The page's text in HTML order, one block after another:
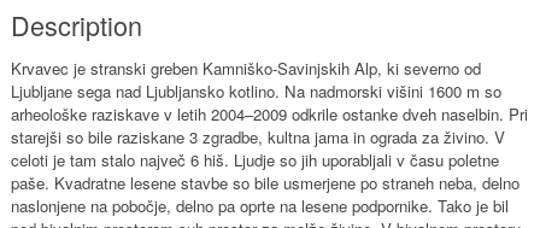
Description
Krvavec je stranski greben Kamniško-Savinjskih Alp, ki severno od
Ljubljane sega nad Ljubljansko kotlino. Na nadmorski višini 1600 m so
arheološke raziskave v letih 2004–2009 odkrile ostanke dveh naselbin. Pri
starejši so bile raziskane 3 zgradbe, kultna jama in ograda za živino. V
celoti je tam stalo največ 6 hiš. Ljudje so jih uporabljali v času poletne
paše. Kvadratne lesene stavbe so bile usmerjene po straneh neba, delno
naslonjene na pobočje, delno pa oprte na lesene podpornike. Tako je bil